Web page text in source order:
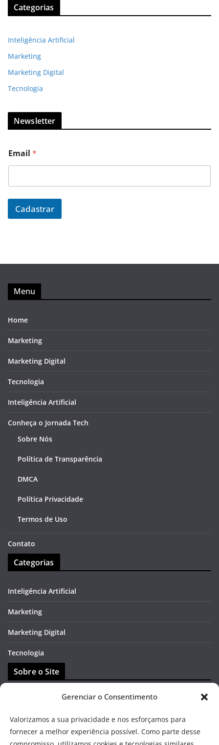
Gerenciar o Consentimento
Valorizamos a sua privacidade e nos esforçamos para
fornecer a melhor experiência possível. Como parte desse
Categorias
Inteligência Artificial
Marketing
Marketing Digital
Tecnologia
Newsletter
Email *
Cadastrar
Menu
Home
Marketing
Marketing Digital
Tecnologia
Inteligência Artificial
Conheça o Jornada Tech
Sobre Nós
Política de Transparência
DMCA
Política Privacidade
Termos de Uso
Contato
Categorias
Inteligência Artificial
Marketing
Marketing Digital
Tecnologia
Sobre o Site
DMCA
Política de Transparência